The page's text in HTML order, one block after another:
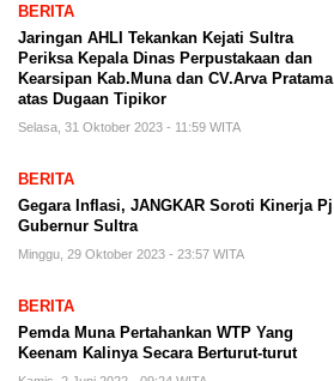
BERITA
Jaringan AHLI Tekankan Kejati Sultra
Periksa Kepala Dinas Perpustakaan dan
Kearsipan Kab.Muna dan CV.Arva Pratama
atas Dugaan Tipikor
Selasa, 31 Oktober 2023 - 11:59 WITA
BERITA
Gegara Inflasi, JANGKAR Soroti Kinerja Pj
Gubernur Sultra
Minggu, 29 Oktober 2023 - 23:57 WITA
BERITA
Pemda Muna Pertahankan WTP Yang
Keenam Kalinya Secara Berturut-turut